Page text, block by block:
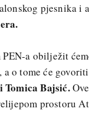
pjesnika i
a obilježit
, a o tome će govoriti
Tomica Bajsić.
prostoru